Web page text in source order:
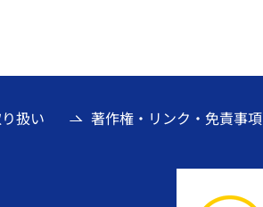
扱い 著作権・リンク・免責事項